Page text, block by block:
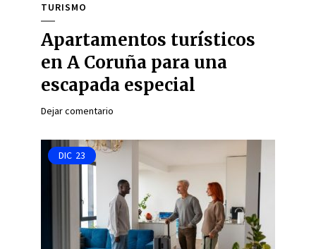
TURISMO
Apartamentos turísticos
en A Coruña para una
escapada especial
Dejar comentario
DIC 23